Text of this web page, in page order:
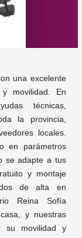
una excelente
movilidad. En
técnicas,
la provincia,
locales.
en parámetros
se adapte a tus
y montaje
de alta en
Reina Sofía
y nuestras
su movilidad y